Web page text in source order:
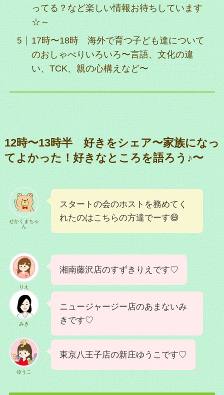
ってる？など楽しい情報お待ちしています
☆～
17時〜18時 海外で育つ子ども達について
のおしゃべりいろいろ〜言語、文化の違
い、TCK、親の心構えなど〜
12時〜13時半 好きをシェア〜家族になっ
てよかった！好きなところを語ろう♪〜
せかくまちゃ
ん
スタートの会のホストを務めてく
れたのはこちらの方達でーす😄
りえ
湘南藤沢店のすずきりえです♡
みき
ニュージャージー店のあまないみ
きです♡
ゆうこ
東京八王子店の新庄ゆうこです♡